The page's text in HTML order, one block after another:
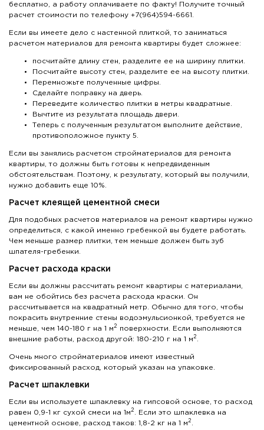
бесплатно, а работу оплачиваете по факту! Получите точный
расчет стоимости по телефону +7(964)594-6661.
Если вы имеете дело с настенной плиткой, то заниматься
расчетом материалов для ремонта квартиры будет сложнее:
посчитайте длину стен, разделите ее на ширину плитки.
Посчитайте высоту стен, разделите ее на высоту плитки.
Перемножьте полученные цифры.
Сделайте поправку на дверь.
Переведите количество плитки в метры квадратные.
Вычтите из результата площадь двери.
Теперь с полученным результатом выполните действие,
противоположное пункту 5.
Если вы занялись расчетом стройматериалов для ремонта
квартиры, то должны быть готовы к непредвиденным
обстоятельствам. Поэтому, к результату, который вы получили,
нужно добавить еще 10%.
Расчет клеящей цементной смеси
Для подобных расчетов материалов на ремонт квартиры нужно
определиться, с какой именно гребенкой вы будете работать.
Чем меньше размер плитки, тем меньше должен быть зуб
шпателя-гребенки.
Расчет расхода краски
Если вы должны рассчитать ремонт квартиры с материалами,
вам не обойтись без расчета расхода краски. Он
рассчитывается на квадратный метр. Обычно для того, чтобы
покрасить внутренние стены водоэмульсионкой, требуется не
меньше, чем 140-180 г на 1 м 2
поверхности. Если выполняются
внешние работы, расход другой: 180-210 г на 1 м 2
Очень много стройматериалов имеют известный
фиксированный расход, который указан на упаковке.
Расчет шпаклевки
Если вы используете шпаклевку на гипсовой основе, то расход
равен 0,9-1 кг сухой смеси на 1м 2
. Если это шпаклевка на
цементной основе, расход таков: 1,8-2 кг на 1 м 2